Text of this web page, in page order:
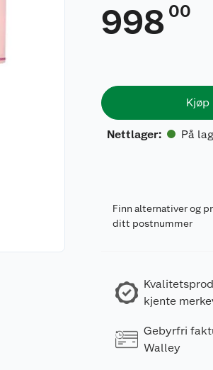
998 00
Kjøp
Nettlager: På
Finn alternativer og
ditt postnummer
kjente
Gebyrfri
Walley